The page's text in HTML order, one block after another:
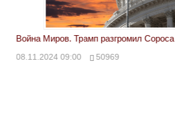
Война Миров. Трамп разгромил Сороса
08.11.2024 09:00 50969